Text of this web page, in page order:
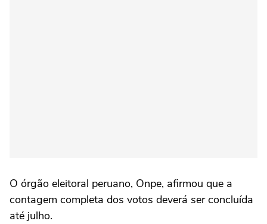
O órgão eleitoral peruano, Onpe, afirmou que a
contagem completa dos votos deverá ser concluída
até julho.